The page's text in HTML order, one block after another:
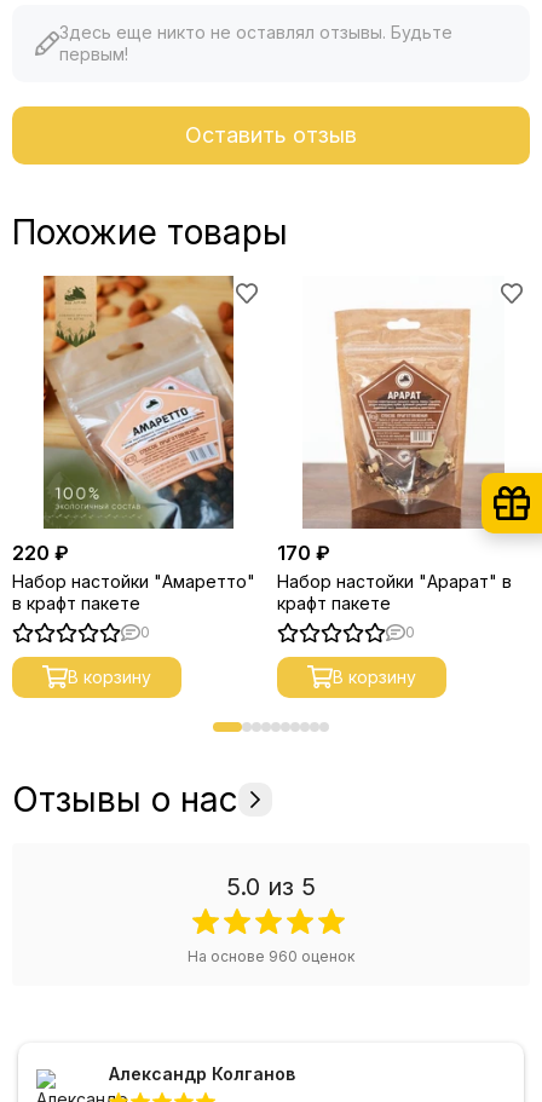
Здесь еще никто не оставлял отзывы. Будьте
первым!
Оставить отзыв
Похожие товары
220 ₽
Набор настойки "Амаретто"
в крафт пакете
0
В корзину
170 ₽
Набор настойки "Арарат" в
крафт пакете
0
В корзину
Отзывы о нас
5.0 из 5
На основе 960 оценок
Александр Колганов